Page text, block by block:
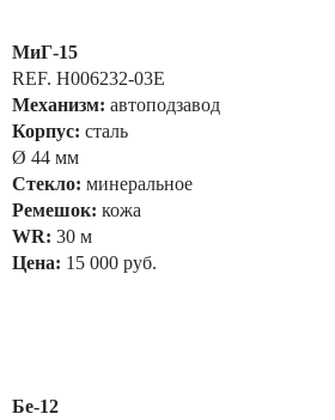
МиГ-15
REF. H006232-03E
Механизм: автоподзавод
Корпус: сталь
Ø 44 мм
Стекло: минеральное
Ремешок: кожа
WR: 30 м
Цена: 15 000 руб.
Бе-12